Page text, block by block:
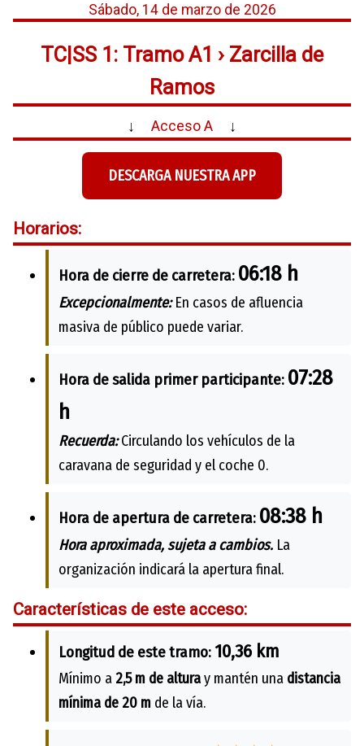
Sábado, 14 de marzo de 2026
TC|SS 1: Tramo A1 › Zarcilla de
Ramos
↓ Acceso A ↓
DESCARGA NUESTRA APP
Horarios:
Hora de cierre de carretera: 06:18 h
Excepcionalmente:En casos de afluencia
masiva de público puede variar.
Hora de salida primer participante: 07:28
h
Recuerda:Circulando los vehículos de la
caravana de seguridad y el coche 0.
Hora de apertura de carretera: 08:38 h
Hora aproximada, sujeta a cambios. La
organización indicará la apertura final.
Características de este acceso:
Longitud de este tramo: 10,36 km
Mínimo a2,5 m de alturay mantén una distancia
mínima de 20 m de la vía.